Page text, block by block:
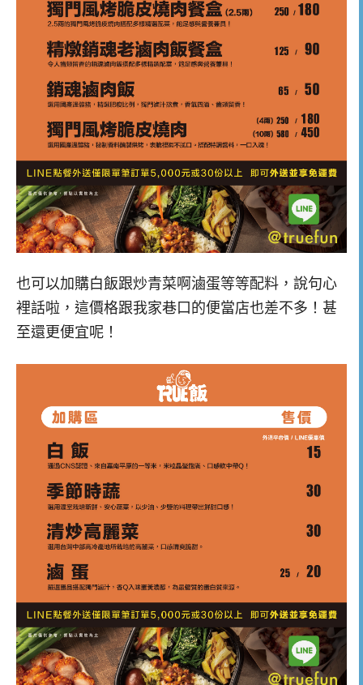
也可以加購白飯跟炒青菜啊滷蛋等等配料，說句心
裡話啦，這價格跟我家巷口的便當店也差不多！甚
至還更便宜呢！